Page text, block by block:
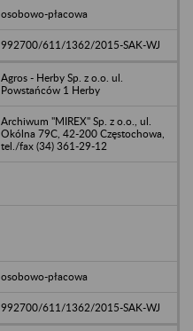
osobowo-płacowa
992700/611/1362/2015-SAK-WJ
Agros - Herby Sp. z o.o. ul.
Powstańców 1 Herby
Archiwum "MIREX" Sp. z o.o., ul.
Okólna 79C, 42-200 Częstochowa,
tel./fax (34) 361-29-12
osobowo-płacowa
992700/611/1362/2015-SAK-WJ